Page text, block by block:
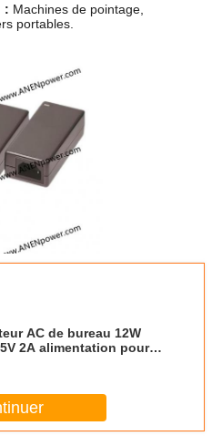
: Machines de pointage,
portables.
AC de bureau 12W
2A alimentation pour